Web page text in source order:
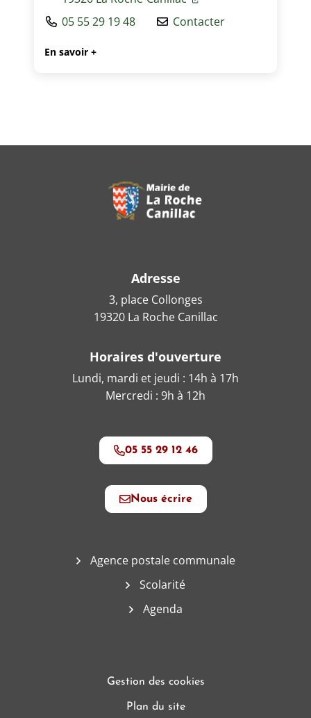
05 55 29 19 48
Contacter
En savoir +
Adresse
3, place Collonges
19320 La Roche Canillac
Horaires d'ouverture
Lundi, mardi et jeudi : 14h à 17h
Mercredi : 9h à 12h
05 55 29 12 46
Nous écrire
Agence postale communale
Scolarité
Agenda
Gestion des cookies
Plan du site